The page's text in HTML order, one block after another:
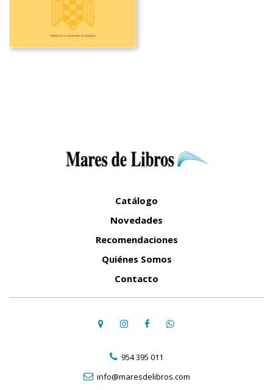
Catálogo
Novedades
Recomendaciones
Quiénes Somos
Contacto
954 395 011
info@maresdelibros.com